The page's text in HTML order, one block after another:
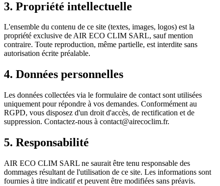
3. Propriété intellectuelle
L'ensemble du contenu de ce site (textes, images, logos) est la
propriété exclusive deAIR ECO CLIM SARL, sauf mention
contraire. Toute reproduction, même partielle, est interdite sans
autorisation écrite préalable.
4. Données personnelles
Les données collectées via le formulaire de contact sont utilisées
uniquement pour répondre à vos demandes. Conformément au
RGPD, vous disposez d'un droit d'accès, de rectification et de
suppression. Contactez-nous à contact@airecoclim.fr.
5. Responsabilité
AIR ECO CLIM SARL ne saurait être tenu responsable des
dommages résultant de l'utilisation de ce site. Les informations sont
fournies à titre indicatif et peuvent être modifiées sans préavis.